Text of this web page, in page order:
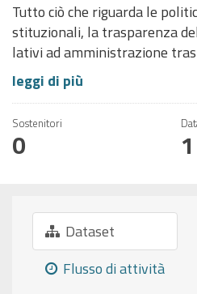
Tutto ciò che riguarda le
stituzionali, la trasparenza
lativi ad amministrazione
leggi di più
Sostenitori
0 1
Dataset
Flusso di attività